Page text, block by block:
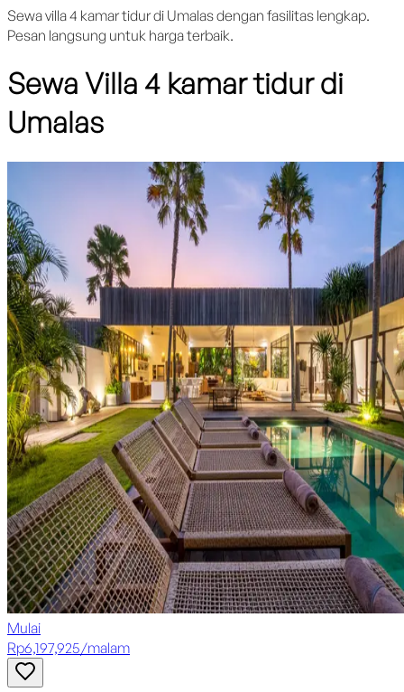
Sewa villa 4 kamar tidur di Umalas dengan fasilitas lengkap.
Pesan langsung untuk harga terbaik.
Sewa Villa 4 kamar tidur di
Umalas
Mulai
Rp6,197,925/malam